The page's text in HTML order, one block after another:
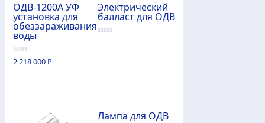
ОДВ-1200А УФ
установка для
обеззараживания
воды
0
из
2 218 000₽
Электрический
балласт для ОДВ
Лампа для ОДВ